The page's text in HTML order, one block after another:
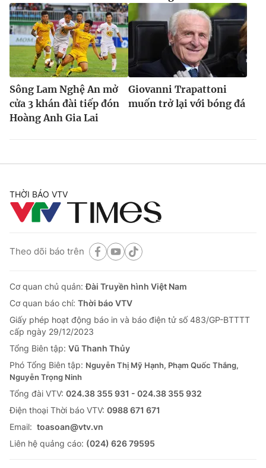
Sông Lam Nghệ An mở
cửa 3 khán đài tiếp đón
Hoàng Anh Gia Lai
Giovanni Trapattoni
muốn trở lại với bóng đá
THỜI BÁO VTV
Theo dõi báo trên
Cơ quan chủ quản:Đài Truyền hình Việt Nam
Cơ quan báo chí: Thời báo VTV
Giấy phép hoạt động báo in và báo điện tử số 483/GP-BTTTT
cấp ngày 29/12/2023
Tổng Biên tập: Vũ Thanh Thủy
Phó Tổng Biên tập: Nguyễn Thị Mỹ Hạnh, Phạm Quốc Thắng,
Nguyễn Trọng Ninh
Tổng đài VTV: 024.38 355 931 - 024.38 355 932
Ðiện thoại Thời báo VTV: 0988 671 671
Email: toasoan@vtv.vn
Liên hệ quảng cáo: (024) 626 79595